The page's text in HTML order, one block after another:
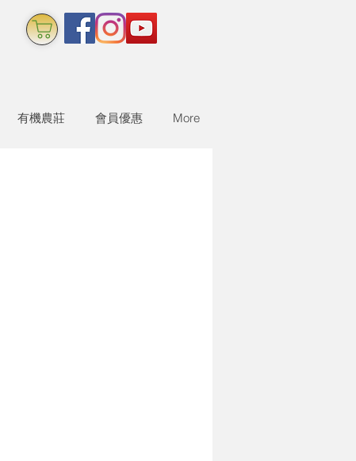
有機農莊 會員優惠 More